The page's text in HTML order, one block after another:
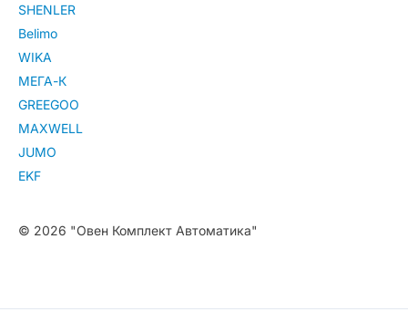
SHENLER
Belimo
WIKA
МЕГА-К
GREEGOO
MAXWELL
JUMO
EKF
© 2026 "Овен Комплект Автоматика"